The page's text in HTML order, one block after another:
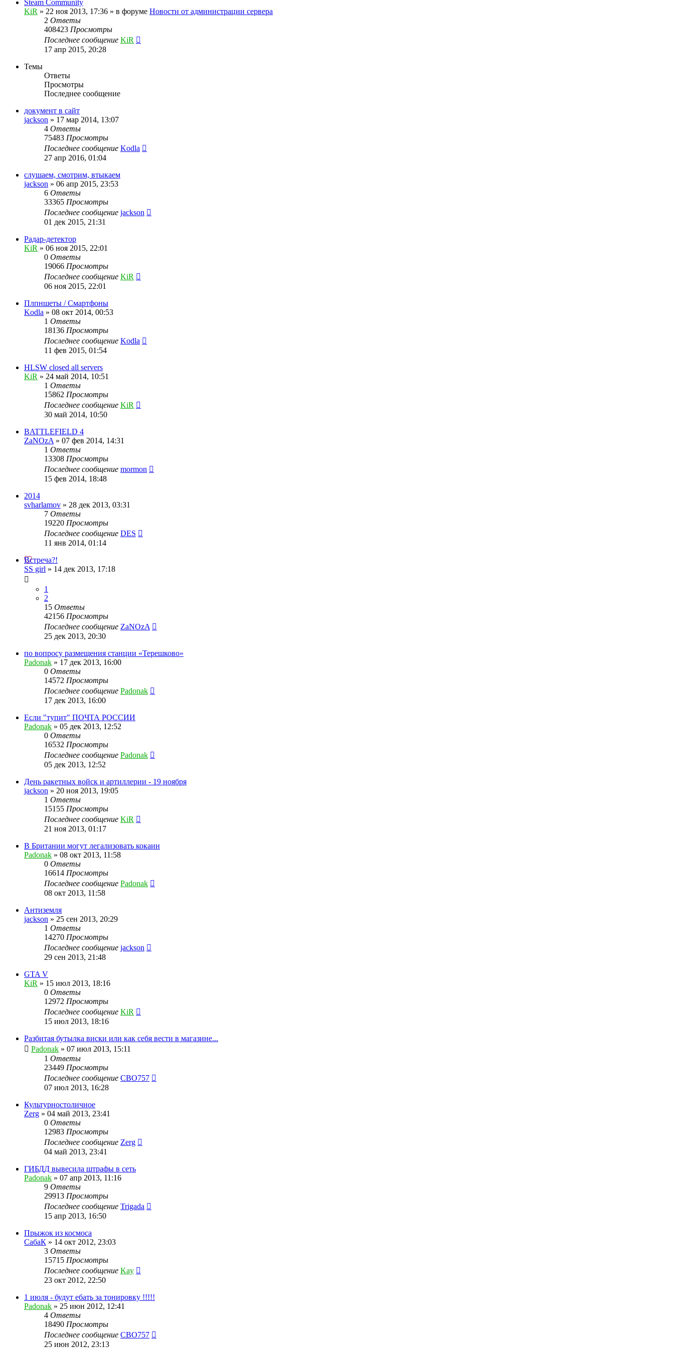
Steam Community
KiR » 22 ноя 2013, 17:36 » в форуме Новости от администрации сервера
2 Ответы
408423 Просмотры
Последнее сообщение KiR
17 апр 2015, 20:28
Темы
Ответы
Просмотры
Последнее сообщение
документ в сайт
jackson » 17 мар 2014, 13:07
4 Ответы
75483 Просмотры
Последнее сообщение Kodla
27 апр 2016, 01:04
слушаем, смотрим, втыкаем
jackson » 06 апр 2015, 23:53
6 Ответы
33365 Просмотры
Последнее сообщение jackson
01 дек 2015, 21:31
Радар-детектор
KiR » 06 ноя 2015, 22:01
0 Ответы
19066 Просмотры
Последнее сообщение KiR
06 ноя 2015, 22:01
Плпншеты / Смартфоны
Kodla » 08 окт 2014, 00:53
1 Ответы
18136 Просмотры
Последнее сообщение Kodla
11 фев 2015, 01:54
HLSW closed all servers
KiR » 24 май 2014, 10:51
1 Ответы
15862 Просмотры
Последнее сообщение KiR
30 май 2014, 10:50
BATTLEFIELD 4
ZaNOzA » 07 фев 2014, 14:31
1 Ответы
13308 Просмотры
Последнее сообщение mormon
15 фев 2014, 18:48
2014
svharlamov » 28 дек 2013, 03:31
7 Ответы
19220 Просмотры
Последнее сообщение DES
11 янв 2014, 01:14
Встреча?!
SS girl » 14 дек 2013, 17:18
1
2
15 Ответы
42156 Просмотры
Последнее сообщение ZaNOzA
25 дек 2013, 20:30
по вопросу размещения станции «Терешково»
Padonak » 17 дек 2013, 16:00
0 Ответы
14572 Просмотры
Последнее сообщение Padonak
17 дек 2013, 16:00
Если "тупит" ПОЧТА РОССИИ
Padonak » 05 дек 2013, 12:52
0 Ответы
16532 Просмотры
Последнее сообщение Padonak
05 дек 2013, 12:52
День ракетных войск и артиллерии - 19 ноября
jackson » 20 ноя 2013, 19:05
1 Ответы
15155 Просмотры
Последнее сообщение KiR
21 ноя 2013, 01:17
В Британии могут легализовать кокаин
Padonak » 08 окт 2013, 11:58
0 Ответы
16614 Просмотры
Последнее сообщение Padonak
08 окт 2013, 11:58
Антиземля
jackson » 25 сен 2013, 20:29
1 Ответы
14270 Просмотры
Последнее сообщение jackson
29 сен 2013, 21:48
GTA V
KiR » 15 июл 2013, 18:16
0 Ответы
12972 Просмотры
Последнее сообщение KiR
15 июл 2013, 18:16
Разбитая бутылка виски или как себя вести в магазине...
Padonak » 07 июл 2013, 15:11
1 Ответы
23449 Просмотры
Последнее сообщение CBO757
07 июл 2013, 16:28
Культурностоличное
Zerg » 04 май 2013, 23:41
0 Ответы
12983 Просмотры
Последнее сообщение Zerg
04 май 2013, 23:41
ГИБДД вывесила штрафы в сеть
Padonak » 07 апр 2013, 11:16
9 Ответы
29913 Просмотры
Последнее сообщение Trigada
15 апр 2013, 16:50
Прыжок из космоса
СабаК » 14 окт 2012, 23:03
3 Ответы
15715 Просмотры
Последнее сообщение Kay
23 окт 2012, 22:50
1 июля - будут ебать за тонировку !!!!!
Padonak » 25 июн 2012, 12:41
4 Ответы
18490 Просмотры
Последнее сообщение CBO757
25 июн 2012, 23:13